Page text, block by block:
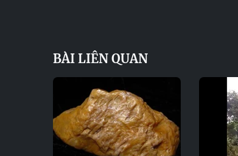
BÀI LIÊN QUAN